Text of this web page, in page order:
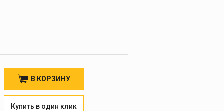
В КОРЗИНУ
Купить в один клик